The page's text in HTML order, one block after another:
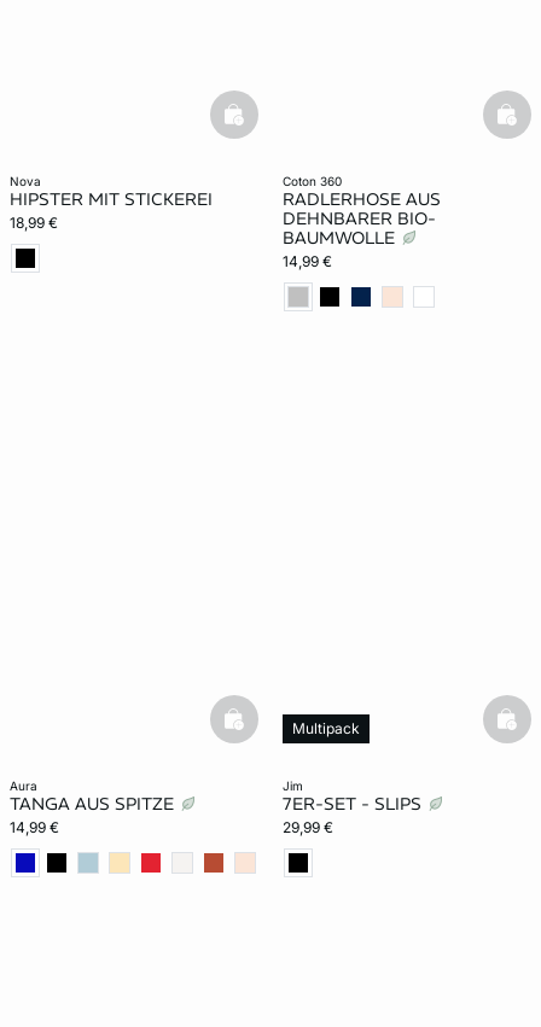
nova
HIPSTER MIT STICKEREI
18,99 €
basketfull
coton 360
RADLERHOSE AUS
DEHNBARER BIO-
BAUMWOLLE
14,99 €
aura
TANGA AUS SPITZE
14,99 €
basketfull
jim
7ER-SET - SLIPS
29,99 €
Multipack